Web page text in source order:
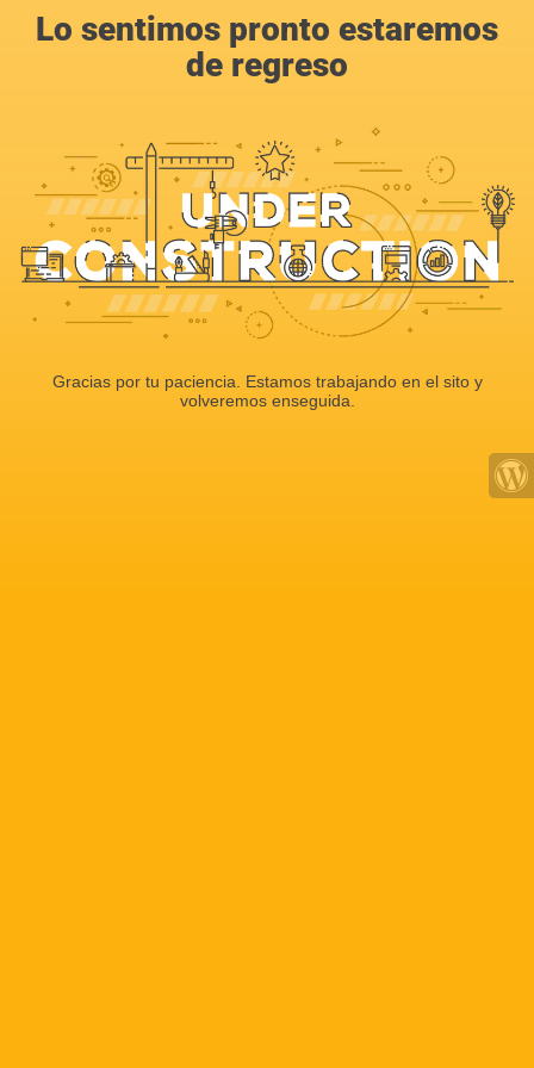
Lo sentimos pronto estaremos
de regreso
Gracias por tu paciencia. Estamos trabajando en el sito y
volveremos enseguida.